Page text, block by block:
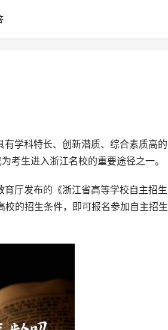
考生进入浙江名校的重要途径之一。
校的招生条件，即可报名参加自主招生